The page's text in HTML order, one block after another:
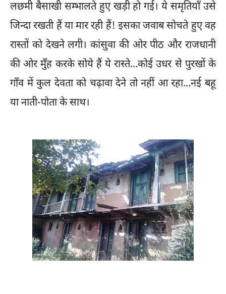
लछमी बैसाखी सम्भालते हुए खड़ी हो गई। ये समृतियाँ उसे
जिन्दा रखती हैं या मार रही हैं! इसका जवाब सोचते हुए वह
रास्तों को देखने लगी। कांसुवा की ओर पीठ और राजधानी
की ओर मुँह करके सोये हैं ये रास्ते...कोई उधर से पुरखों के
गाँव में कुल देवता को चढ़ावा देने तो नहीं आ रहा...नई बहू
या नाती-पोता के साथ।